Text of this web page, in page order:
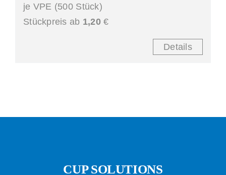
je VPE (500 Stück)
Stückpreis ab 1,20€
Details
CUP SOLUTIONS